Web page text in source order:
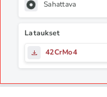
Sahattava
Lataukset
42CrMo4